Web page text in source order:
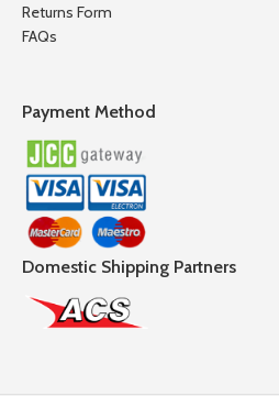
Returns Form
FAQs
Payment Method
Domestic Shipping Partners